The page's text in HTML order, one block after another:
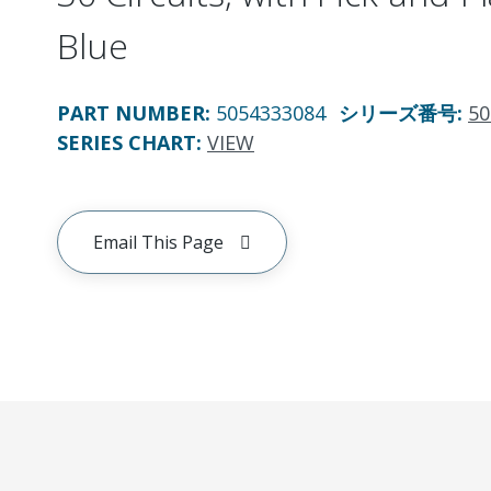
Blue
PART NUMBER: 5054333084 シリーズ番号:
SERIES CHART: VIEW
Email This Page